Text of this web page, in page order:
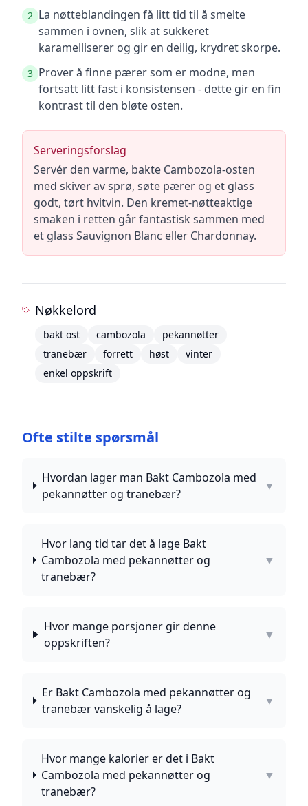
2 La nøtteblandingen få litt tid til å smelte
sammen i ovnen, slik at sukkeret
karamelliserer og gir en deilig, krydret skorpe.
3 Prover å finne pærer som er modne, men
fortsatt litt fast i konsistensen - dette gir en fin
kontrast til den bløte osten.
Serveringsforslag
Servér den varme, bakte Cambozola-osten
med skiver av sprø, søte pærer og et glass
godt, tørt hvitvin. Den kremet-nøtteaktige
smaken i retten går fantastisk sammen med
et glass Sauvignon Blanc eller Chardonnay.
Nøkkelord
bakt ost cambozola
pekannøtter
tranebær
forrett høst
vinter
enkel oppskrift
Ofte stilte spørsmål
Hvordan lager man Bakt Cambozola med
pekannøtter og tranebær?
▼
Hvor lang tid tar det å lage Bakt
Cambozola med pekannøtter og
tranebær?
▼
Hvor mange porsjoner gir denne
oppskriften?
▼
Er Bakt Cambozola med pekannøtter og
tranebær vanskelig å lage?
▼
Hvor mange kalorier er det i Bakt
Cambozola med pekannøtter og
tranebær?
▼